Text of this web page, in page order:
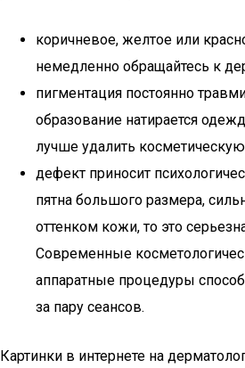
коричневое, желтое или
немедленно обращайтесь к
пигментация постоянно
образование натирается
лучше удалить
дефект приносит
пятна большого размера,
оттенком кожи, то это
Современные
аппаратные процедуры
за пару сеансов.
Картинки в интернете на